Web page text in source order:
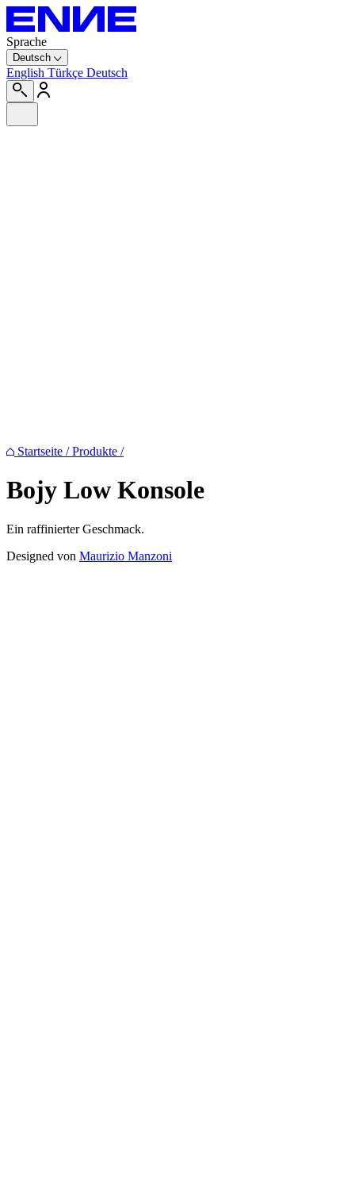
Sprache
Deutsch
English Türkçe Deutsch
Startseite / Produkte /
Bojy Low Konsole
Ein raffinierter Geschmack.
Designed von Maurizio Manzoni